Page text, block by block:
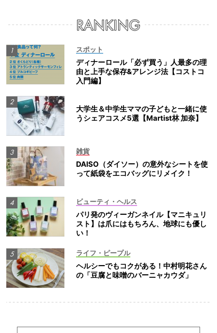
スポット
ディナーロール「必ず買う」人最多の理
由と上手な保存&アレンジ法【コストコ
入門編】
大学生＆中学生ママの子どもと一緒に使
うシェアコスメ5選【Martist林 加奈】
雑貨
DAISO（ダイソー）の意外なシートを使
って紙袋をエコバッグにリメイク！
ビューティ・ヘルス
パリ発のヴィーガンネイル【マニキュリ
スト】は爪にはもちろん、地球にも優し
い！
ライフ・ピープル
ヘルシーでもコクがある！中村明花さん
の「豆腐と味噌のバーニャカウダ」